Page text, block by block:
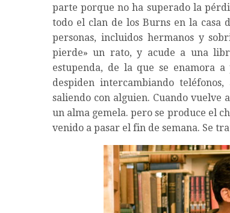
parte porque no ha superado la
todo el clan de los Burns en la casa
personas, incluidos hermanos y
pierde» un rato, y acude a una
estupenda, de la que se enamora
despiden intercambiando
saliendo con alguien. Cuando vuelve
un alma gemela. pero se produce el
venido a pasar el fin de semana. Se